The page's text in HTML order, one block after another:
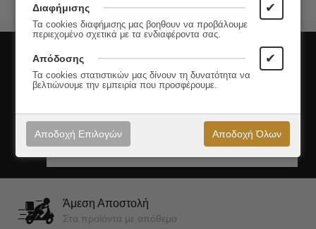
Εγγραφή στο Newsletter
Μάθετε πρώτοι τις νέες κυκλοφορίες και τις
Εγγραφή
Άμεση Αποστολή
Στα προϊόντα με απόθεμα
Διαφήμισης ✔
Τα cookies διαφήμισης μας βοηθουν να προβάλουμε
περιεχομένο σχετικά με τα ενδιαφέροντα σας.
Απόδοσης ✔
Τα cookies στατιστικών μας δίνουν τη δυνατότητα να
βελτιώνουμε την εμπειρία που προσφέρουμε.
Αποδοχή Επιλογών Αποδοχή Όλων